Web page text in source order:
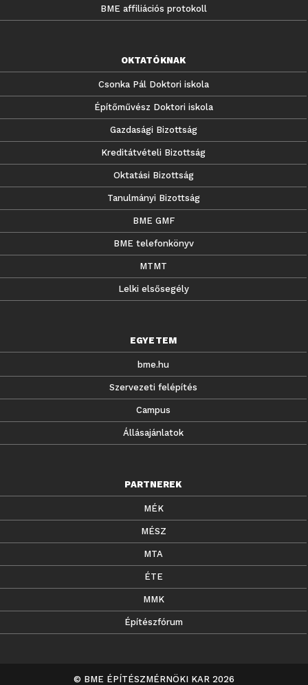
BME affiliációs protokoll
OKTATÓKNAK
Csonka Pál Doktori iskola
Építőművész Doktori iskola
Gazdasági Bizottság
Kreditátvételi Bizottság
Oktatási Bizottság
Tanulmányi Bizottság
BME GMF
BME telefonkönyv
MTMT
Lelki elsősegély
EGYETEM
bme.hu
Szervezeti felépítés
Campus
Állásajánlatok
PARTNEREK
MÉK
MÉSZ
MTA
ÉTE
MMK
Építészfórum
© BME ÉPÍTÉSZMÉRNÖKI KAR 2026